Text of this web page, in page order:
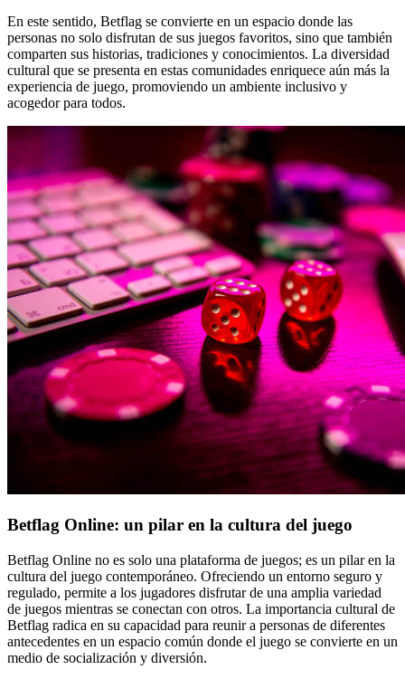
En este sentido, Betflag se convierte en un espacio donde las
personas no solo disfrutan de sus juegos favoritos, sino que también
comparten sus historias, tradiciones y conocimientos. La diversidad
cultural que se presenta en estas comunidades enriquece aún más la
experiencia de juego, promoviendo un ambiente inclusivo y
acogedor para todos.
Betflag Online: un pilar en la cultura del juego
Betflag Online no es solo una plataforma de juegos; es un pilar en la
cultura del juego contemporáneo. Ofreciendo un entorno seguro y
regulado, permite a los jugadores disfrutar de una amplia variedad
de juegos mientras se conectan con otros. La importancia cultural de
Betflag radica en su capacidad para reunir a personas de diferentes
antecedentes en un espacio común donde el juego se convierte en un
medio de socialización y diversión.